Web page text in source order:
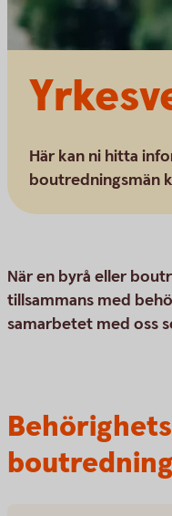
Här kan ni hitta
boutredningsmän
När en byrå eller
tillsammans med
samarbetet med oss